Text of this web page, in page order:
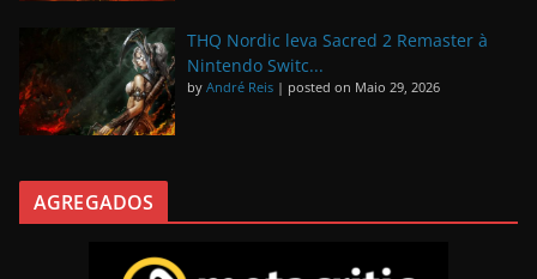
THQ Nordic leva Sacred 2 Remaster à
Nintendo Switc...
by André Reis | posted on Maio 29, 2026
AGREGADOS